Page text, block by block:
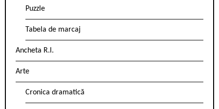
Puzzle
Tabela de marcaj
Ancheta R.l.
Arte
Cronica dramatică